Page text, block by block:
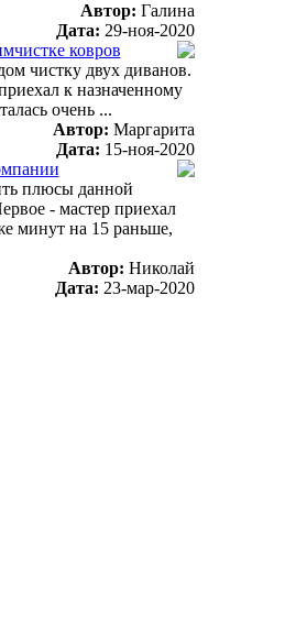
Автор: Галина
Дата: 29-ноя-2020
ковров
чистку двух диванов.
к назначенному
очень ...
Автор: Маргарита
Дата: 15-ноя-2020
плюсы данной
- мастер приехал
минут на 15 раньше,
Автор: Николай
Дата: 23-мар-2020